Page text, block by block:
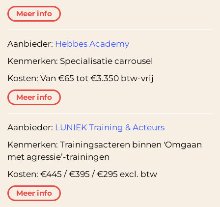
Meer info
Aanbieder: Hebbes Academy
Kenmerken: Specialisatie carrousel
Kosten: Van €65 tot €3.350 btw-vrij
Meer info
Aanbieder: LUNIEK Training & Acteurs
Kenmerken: Trainingsacteren binnen 'Omgaan
met agressie’-trainingen
Kosten: €445 / €395 / €295 excl. btw
Meer info